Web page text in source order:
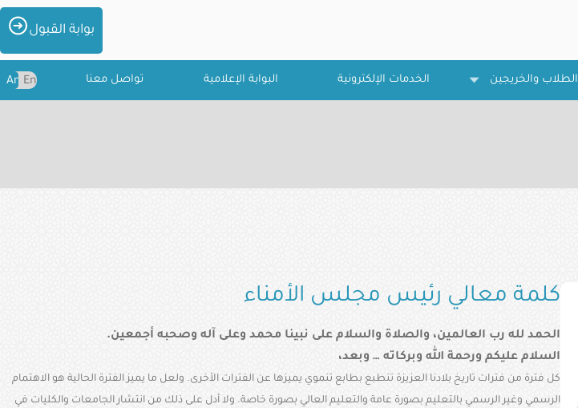
بوابة القبول
الطلاب والخريجين الخدمات الإلكترونية البوابة الإعلامية تواصل معنا En
Ar
كلمة معالي رئيس مجلس الأمناء
الحمد لله رب العالمين، والصلاة والسلام على نبينا محمد وعلى آله وصحبه أجمعين.
السلام عليكم ورحمة الله وبركاته … وبعد،
كل فترة من فترات تاريخ بلادنا العزيزة تنطبع بطابع تنموي يميزها عن الفترات الأخرى. ولعل ما يميز الفترة الحالية هو الاهتمام
الرسمي وغير الرسمي بالتعليم بصورة عامة والتعليم العالي بصورة خاصة. ولا أدل على ذلك من انتشار الجامعات والكليات في